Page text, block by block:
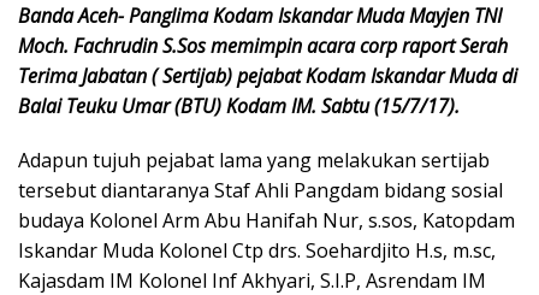
Banda Aceh- Panglima Kodam Iskandar Muda Mayjen TNI
Moch. Fachrudin S.Sos memimpin acara corp raport Serah
Terima Jabatan ( Sertijab) pejabat Kodam Iskandar Muda di
Balai Teuku Umar (BTU) Kodam IM. Sabtu (15/7/17).
Adapun tujuh pejabat lama yang melakukan sertijab
tersebut diantaranya Staf Ahli Pangdam bidang sosial
budaya Kolonel Arm Abu Hanifah Nur, s.sos, Katopdam
Iskandar Muda Kolonel Ctp drs. Soehardjito H.s, m.sc,
Kajasdam IM Kolonel Inf Akhyari, S.I.P, Asrendam IM